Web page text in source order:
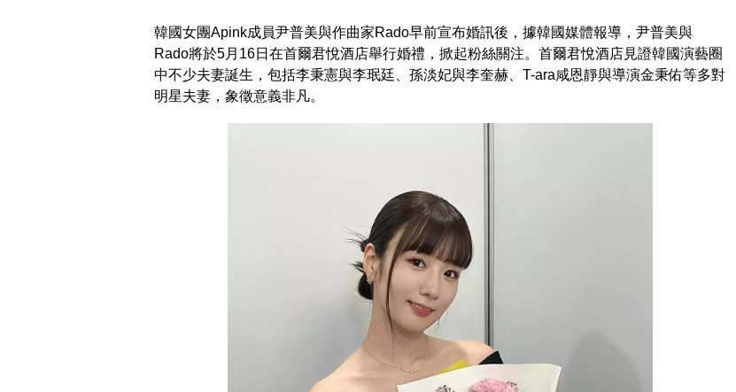
韓國女團Apink成員尹普美與作曲家Rado早前宣布婚訊後，據韓國媒體報導，尹普美與
Rado將於5月16日在首爾君悅酒店舉行婚禮，掀起粉絲關注。首爾君悅酒店見證韓國演藝圈
中不少夫妻誕生，包括李秉憲與李珉廷、孫淡妃與李奎赫、T-ara咸恩靜與導演金秉佑等多對
明星夫妻，象徵意義非凡。